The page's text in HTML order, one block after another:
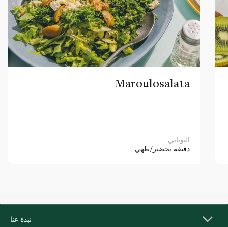
Maroulosalata
اليوناني
دقيقة تحضير/طهي
نبذة عنا